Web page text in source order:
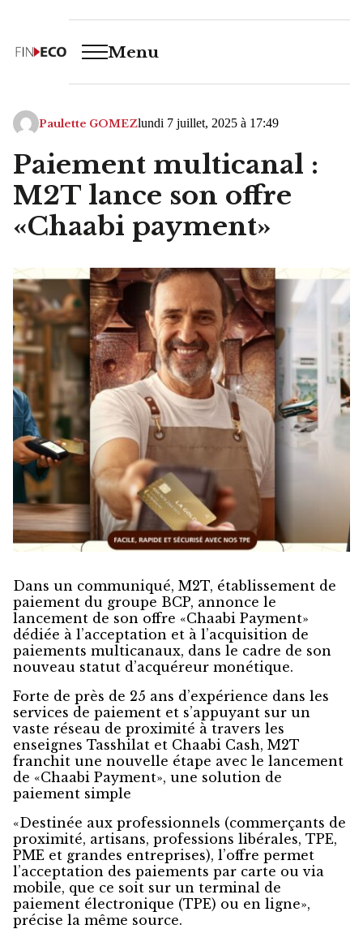
Menu
Paulette GOMEZlundi 7 juillet, 2025 à 17:49
Paiement multicanal :
M2T lance son offre
«Chaabi payment»
Dans un communiqué, M2T, établissement de
paiement du groupe BCP, annonce le
lancement de son offre «Chaabi Payment»
dédiée à l’acceptation et à l’acquisition de
paiements multicanaux, dans le cadre de son
nouveau statut d’acquéreur monétique.
Forte de près de 25 ans d’expérience dans les
services de paiement et s’appuyant sur un
vaste réseau de proximité à travers les
enseignes Tasshilat et Chaabi Cash, M2T
franchit une nouvelle étape avec le lancement
de «Chaabi Payment», une solution de
paiement simple
«Destinée aux professionnels (commerçants de
proximité, artisans, professions libérales, TPE,
PME et grandes entreprises), l’offre permet
l’acceptation des paiements par carte ou via
mobile, que ce soit sur un terminal de
paiement électronique (TPE) ou en ligne»,
précise la même source.